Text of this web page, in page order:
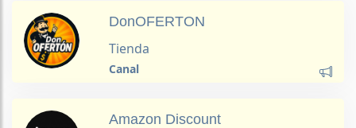
DonOFERTON
Tienda
Canal
Amazon Discount